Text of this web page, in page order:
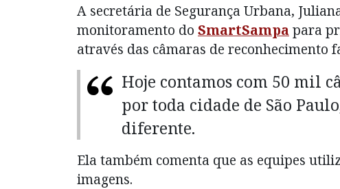
A secretária de Segurança Urbana,
monitoramento do SmartSampapara
através das câmaras de reconhecimento
Hoje contamos com 50 mil
por toda cidade de São
diferente.
Ela também comenta que as equipes
imagens.